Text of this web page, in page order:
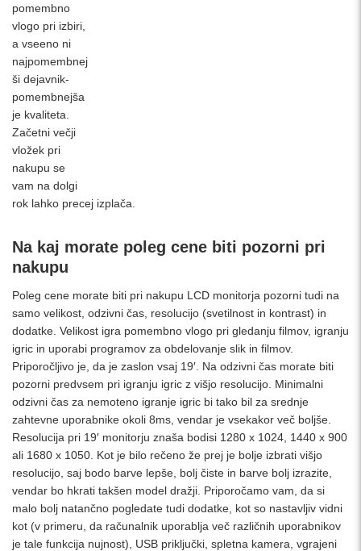
pomembno
vlogo pri izbiri,
a vseeno ni
najpomembnej
ši dejavnik-
pomembnejša
je kvaliteta.
Začetni večji
vložek pri
nakupu se
vam na dolgi
rok lahko precej izplača.
Na kaj morate poleg cene biti pozorni pri
nakupu
Poleg cene morate biti pri nakupu LCD monitorja pozorni tudi na
samo velikost, odzivni čas, resolucijo (svetilnost in kontrast) in
dodatke. Velikost igra pomembno vlogo pri gledanju filmov, igranju
igric in uporabi programov za obdelovanje slik in filmov.
Priporočljivo je, da je zaslon vsaj 19′. Na odzivni čas morate biti
pozorni predvsem pri igranju igric z višjo resolucijo. Minimalni
odzivni čas za nemoteno igranje igric bi tako bil za srednje
zahtevne uporabnike okoli 8ms, vendar je vsekakor več boljše.
Resolucija pri 19′ monitorju znaša bodisi 1280 x 1024, 1440 x 900
ali 1680 x 1050. Kot je bilo rečeno že prej je bolje izbrati višjo
resolucijo, saj bodo barve lepše, bolj čiste in barve bolj izrazite,
vendar bo hkrati takšen model dražji. Priporočamo vam, da si
malo bolj natančno pogledate tudi dodatke, kot so nastavljiv vidni
kot (v primeru, da računalnik uporablja več različnih uporabnikov
je tale funkcija nujnost), USB priključki, spletna kamera, vgrajeni